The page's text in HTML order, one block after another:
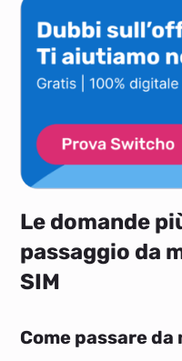
Le domande
passaggio da
SIM
Come passare da